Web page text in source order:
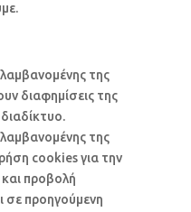
της
διαφημίσεις της
της
cookies για την
προβολή
σε προηγούμενη